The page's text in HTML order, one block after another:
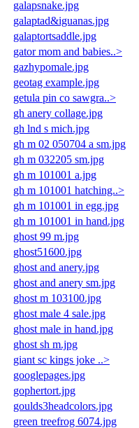
galapsnake.jpg
galaptad&iguanas.jpg
galaptortsaddle.jpg
gator mom and babies..>
gazhypomale.jpg
geotag example.jpg
getula pin co sawgra..>
gh anery collage.jpg
gh lnd s mich.jpg
gh m 02 050704 a sm.jpg
gh m 032205 sm.jpg
gh m 101001 a.jpg
gh m 101001 hatching..>
gh m 101001 in egg.jpg
gh m 101001 in hand.jpg
ghost 99 m.jpg
ghost51600.jpg
ghost and anery.jpg
ghost and anery sm.jpg
ghost m 103100.jpg
ghost male 4 sale.jpg
ghost male in hand.jpg
ghost sh m.jpg
giant sc kings joke ..>
googlepages.jpg
gophertort.jpg
goulds3headcolors.jpg
green treefrog 6074.jpg